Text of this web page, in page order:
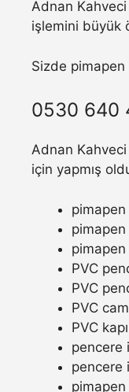
Adnan
işlemini büyük
Sizde pimapen
0530 640
Adnan Kahveci
için yapmış
PVC
PVC
PVC
PVC
pencere
pencere
pimapen